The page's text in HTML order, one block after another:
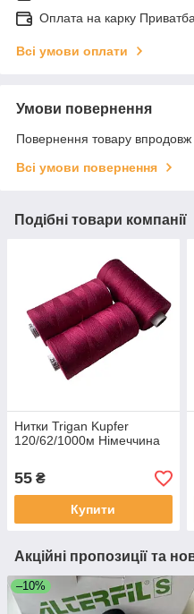
Оплата на карку
Всі умови оплати
Умови повернення
Повернення товару впродовж
Всі умови повернення
Подібні товари компанії
Нитки Trigan Kupfer
120/62/1000м Німеччина
55 ₴
Купити
Акційні пропозиції та
–10%